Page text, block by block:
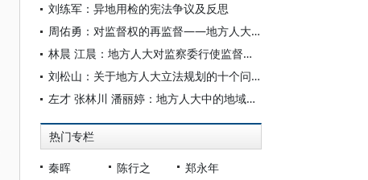
刘练军：异地用检的宪法争议及反思
周佑勇：对监督权的再监督——地方人大监督地方监察委员会的法治路径
林晨 江晨：地方人大对监察委行使监督权的正当性及其实现
刘松山：关于地方人大立法规划的十个问题
左才 张林川 潘丽婷：地方人大中的地域代表现象探析——基于五省市人大代表建议的内容分析
热门专栏
秦晖 陈行之
郑永年